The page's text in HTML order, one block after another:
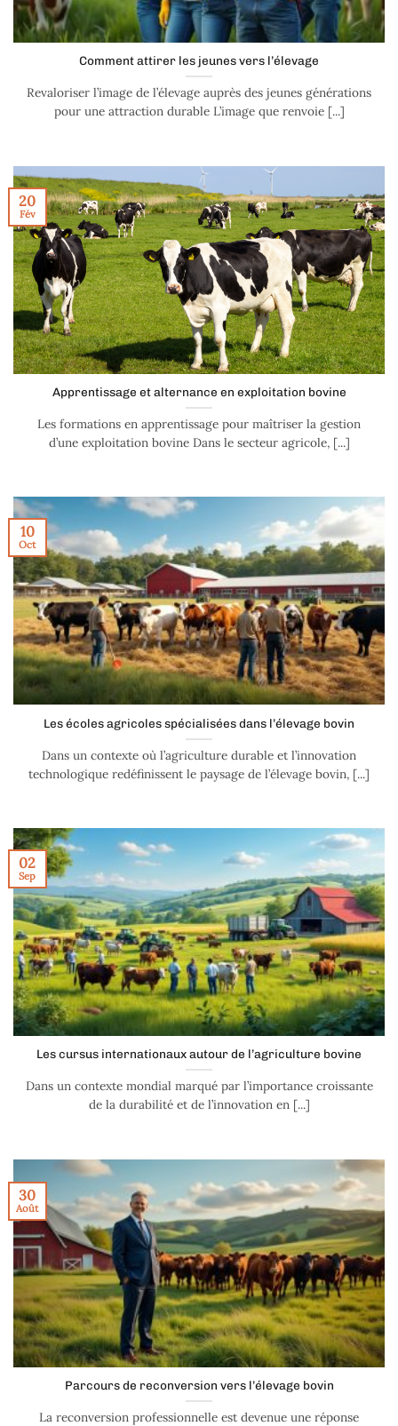
Comment attirer les jeunes vers l’élevage
Revaloriser l’image de l’élevage auprès des jeunes générations
pour une attraction durable L’image que renvoie [...]
Apprentissage et alternance en exploitation bovine
Les formations en apprentissage pour maîtriser la gestion
d’une exploitation bovine Dans le secteur agricole, [...]
20
Fév
Les écoles agricoles spécialisées dans l’élevage bovin
Dans un contexte où l’agriculture durable et l’innovation
technologique redéfinissent le paysage de l’élevage bovin, [...]
10
Oct
Les cursus internationaux autour de l’agriculture bovine
Dans un contexte mondial marqué par l’importance croissante
de la durabilité et de l’innovation en [...]
02
Sep
Parcours de reconversion vers l’élevage bovin
La reconversion professionnelle est devenue une réponse
30
Août